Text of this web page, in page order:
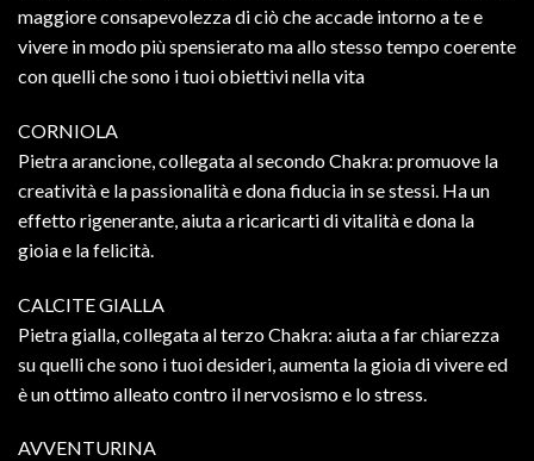
maggiore consapevolezza di ciò che accade intorno a te e
vivere in modo più spensierato ma allo stesso tempo coerente
con quelli che sono i tuoi obiettivi nella vita
CORNIOLA
Pietra arancione, collegata al secondo Chakra: promuove la
creatività e la passionalità e dona fiducia in se stessi. Ha un
effetto rigenerante, aiuta a ricaricarti di vitalità e dona la
gioia e la felicità.
CALCITE GIALLA
Pietra gialla, collegata al terzo Chakra: aiuta a far chiarezza
su quelli che sono i tuoi desideri, aumenta la gioia di vivere ed
è un ottimo alleato contro il nervosismo e lo stress.
AVVENTURINA